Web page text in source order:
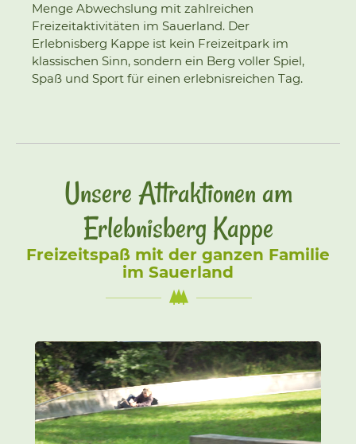
Menge Abwechslung mit zahlreichen
Freizeitaktivitäten im Sauerland. Der
Erlebnisberg Kappe ist kein Freizeitpark im
klassischen Sinn, sondern ein Berg voller Spiel,
Spaß und Sport für einen erlebnisreichen Tag.
Unsere Attraktionen am
Erlebnisberg Kappe
Freizeitspaß mit der ganzen Familie
im Sauerland